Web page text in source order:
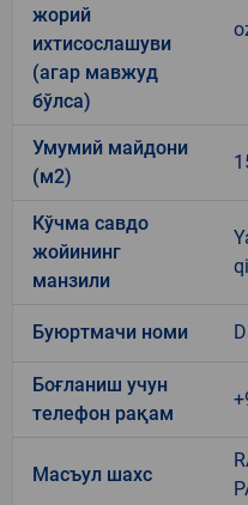
жорий
ихтисослашуви
(агар мавжуд
бўлса)
Умумий майдони
(м2)
Кўчма савдо
жойининг
манзили
Буюртмачи номи
Боғланиш учун
телефон рақам
Масъул шахс